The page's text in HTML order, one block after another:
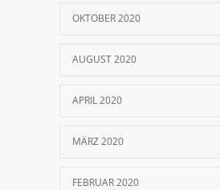
OKTOBER 2020
AUGUST 2020
APRIL 2020
MÄRZ 2020
FEBRUAR 2020